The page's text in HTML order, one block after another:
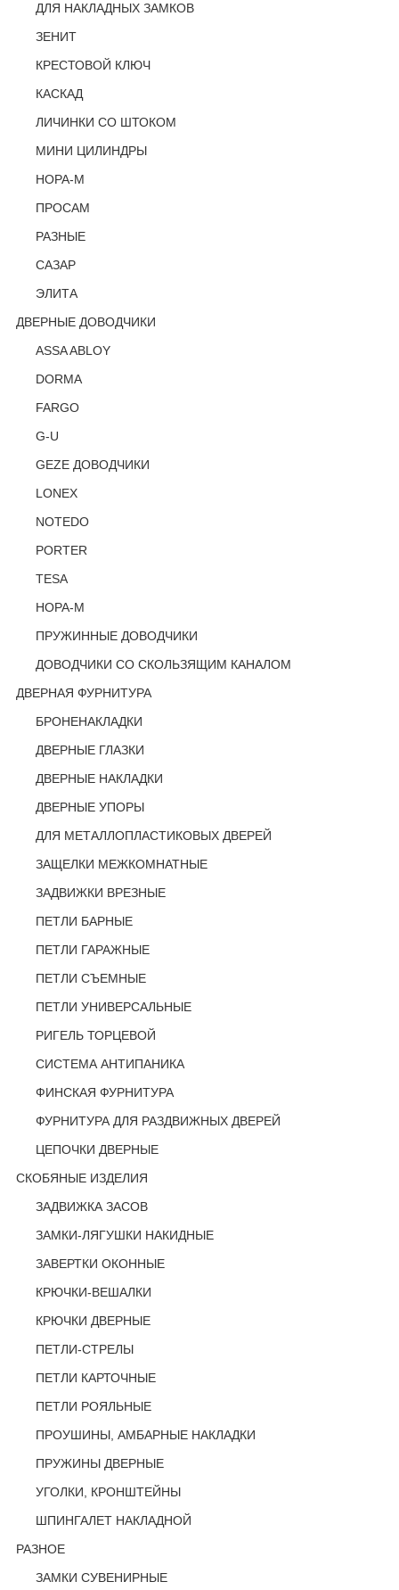
ДЛЯ НАКЛАДНЫХ ЗАМКОВ
ЗЕНИТ
КРЕСТОВОЙ КЛЮЧ
КАСКАД
ЛИЧИНКИ СО ШТОКОМ
МИНИ ЦИЛИНДРЫ
НОРА-М
ПРОСАМ
РАЗНЫЕ
САЗАР
ЭЛИТА
ДВЕРНЫЕ ДОВОДЧИКИ
ASSA ABLOY
DORMA
FARGO
G-U
GEZE ДОВОДЧИКИ
LONEX
NOTEDO
PORTER
TESA
НОРА-М
ПРУЖИННЫЕ ДОВОДЧИКИ
ДОВОДЧИКИ СО СКОЛЬЗЯЩИМ КАНАЛОМ
ДВЕРНАЯ ФУРНИТУРА
БРОНЕНАКЛАДКИ
ДВЕРНЫЕ ГЛАЗКИ
ДВЕРНЫЕ НАКЛАДКИ
ДВЕРНЫЕ УПОРЫ
ДЛЯ МЕТАЛЛОПЛАСТИКОВЫХ ДВЕРЕЙ
ЗАЩЕЛКИ МЕЖКОМНАТНЫЕ
ЗАДВИЖКИ ВРЕЗНЫЕ
ПЕТЛИ БАРНЫЕ
ПЕТЛИ ГАРАЖНЫЕ
ПЕТЛИ СЪЕМНЫЕ
ПЕТЛИ УНИВЕРСАЛЬНЫЕ
РИГЕЛЬ ТОРЦЕВОЙ
СИСТЕМА АНТИПАНИКА
ФИНСКАЯ ФУРНИТУРА
ФУРНИТУРА ДЛЯ РАЗДВИЖНЫХ ДВЕРЕЙ
ЦЕПОЧКИ ДВЕРНЫЕ
СКОБЯНЫЕ ИЗДЕЛИЯ
ЗАДВИЖКА ЗАСОВ
ЗАМКИ-ЛЯГУШКИ НАКИДНЫЕ
ЗАВЕРТКИ ОКОННЫЕ
КРЮЧКИ-ВЕШАЛКИ
КРЮЧКИ ДВЕРНЫЕ
ПЕТЛИ-СТРЕЛЫ
ПЕТЛИ КАРТОЧНЫЕ
ПЕТЛИ РОЯЛЬНЫЕ
ПРОУШИНЫ, АМБАРНЫЕ НАКЛАДКИ
ПРУЖИНЫ ДВЕРНЫЕ
УГОЛКИ, КРОНШТЕЙНЫ
ШПИНГАЛЕТ НАКЛАДНОЙ
РАЗНОЕ
ЗАМКИ СУВЕНИРНЫЕ